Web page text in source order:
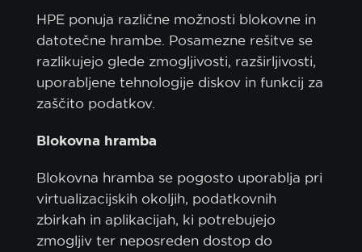
HPE ponuja različne možnosti blokovne in
datotečne hrambe. Posamezne rešitve se
razlikujejo glede zmogljivosti, razširljivosti,
uporabljene tehnologije diskov in funkcij za
zaščito podatkov.
Blokovna hramba
Blokovna hramba se pogosto uporablja pri
virtualizacijskih okoljih, podatkovnih
zbirkah in aplikacijah, ki potrebujejo
zmogljiv ter neposreden dostop do